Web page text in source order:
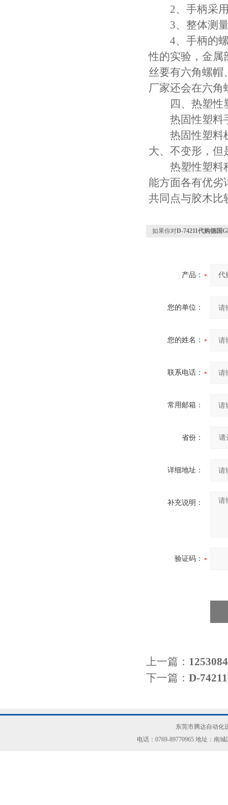
2、手柄采用
3、整体测量
4、手柄的螺
性的实验，金属
丝要有六角螺帽
厂家还会在六角
四、热塑性塑
热固性塑料手
热固性塑料机
大、不变形，但
热塑性塑料种
能方面各有优劣
共同点与胶木比
如果你对D-74211代购德国
产品：
您的单位：
您的姓名：
联系电话：
常用邮箱：
省份：
详细地址：
补充说明：
验证码：
上一篇：
下一篇： D-
东莞市腾达自动化
电话：0769-89770965 地址：南